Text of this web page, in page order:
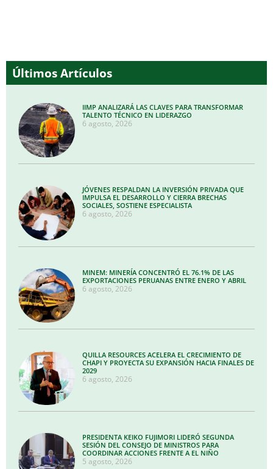
Últimos Artículos
IIMP ANALIZARÁ LAS CLAVES PARA TRANSFORMAR
TALENTO TÉCNICO EN LIDERAZGO
6 agosto, 2026
JÓVENES RESPALDAN LA INVERSIÓN PRIVADA QUE
IMPULSA EL DESARROLLO Y CIERRA BRECHAS
SOCIALES, SOSTIENE ESPECIALISTA
6 agosto, 2026
MINEM: MINERÍA CONCENTRÓ EL 76.1% DE LAS
EXPORTACIONES PERUANAS ENTRE ENERO Y ABRIL
6 agosto, 2026
QUILLA RESOURCES ACELERA EL CRECIMIENTO DE
CHAPI Y PROYECTA SU EXPANSIÓN HACIA FINALES DE
2029
6 agosto, 2026
PRESIDENTA KEIKO FUJIMORI LIDERÓ SEGUNDA
SESIÓN DEL CONSEJO DE MINISTROS PARA
COORDINAR ACCIONES FRENTE A EL NIÑO
5 agosto, 2026